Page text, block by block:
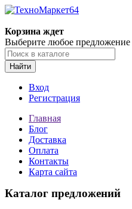
Корзина ждет
Выберите любое предложение
Найти
Вход
Регистрация
Главная
Блог
Доставка
Оплата
Контакты
Карта сайта
Каталог предложений